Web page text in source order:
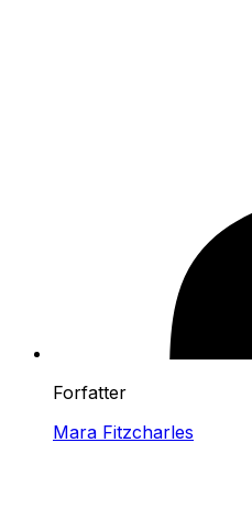
Forfatter
Mara Fitzcharles